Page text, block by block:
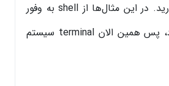
فناوری‌ها آشنایی دارید. در این مثال‌ها از shell به وفور
استفاده خواهیم کرد، پس همین الان terminal سیستم